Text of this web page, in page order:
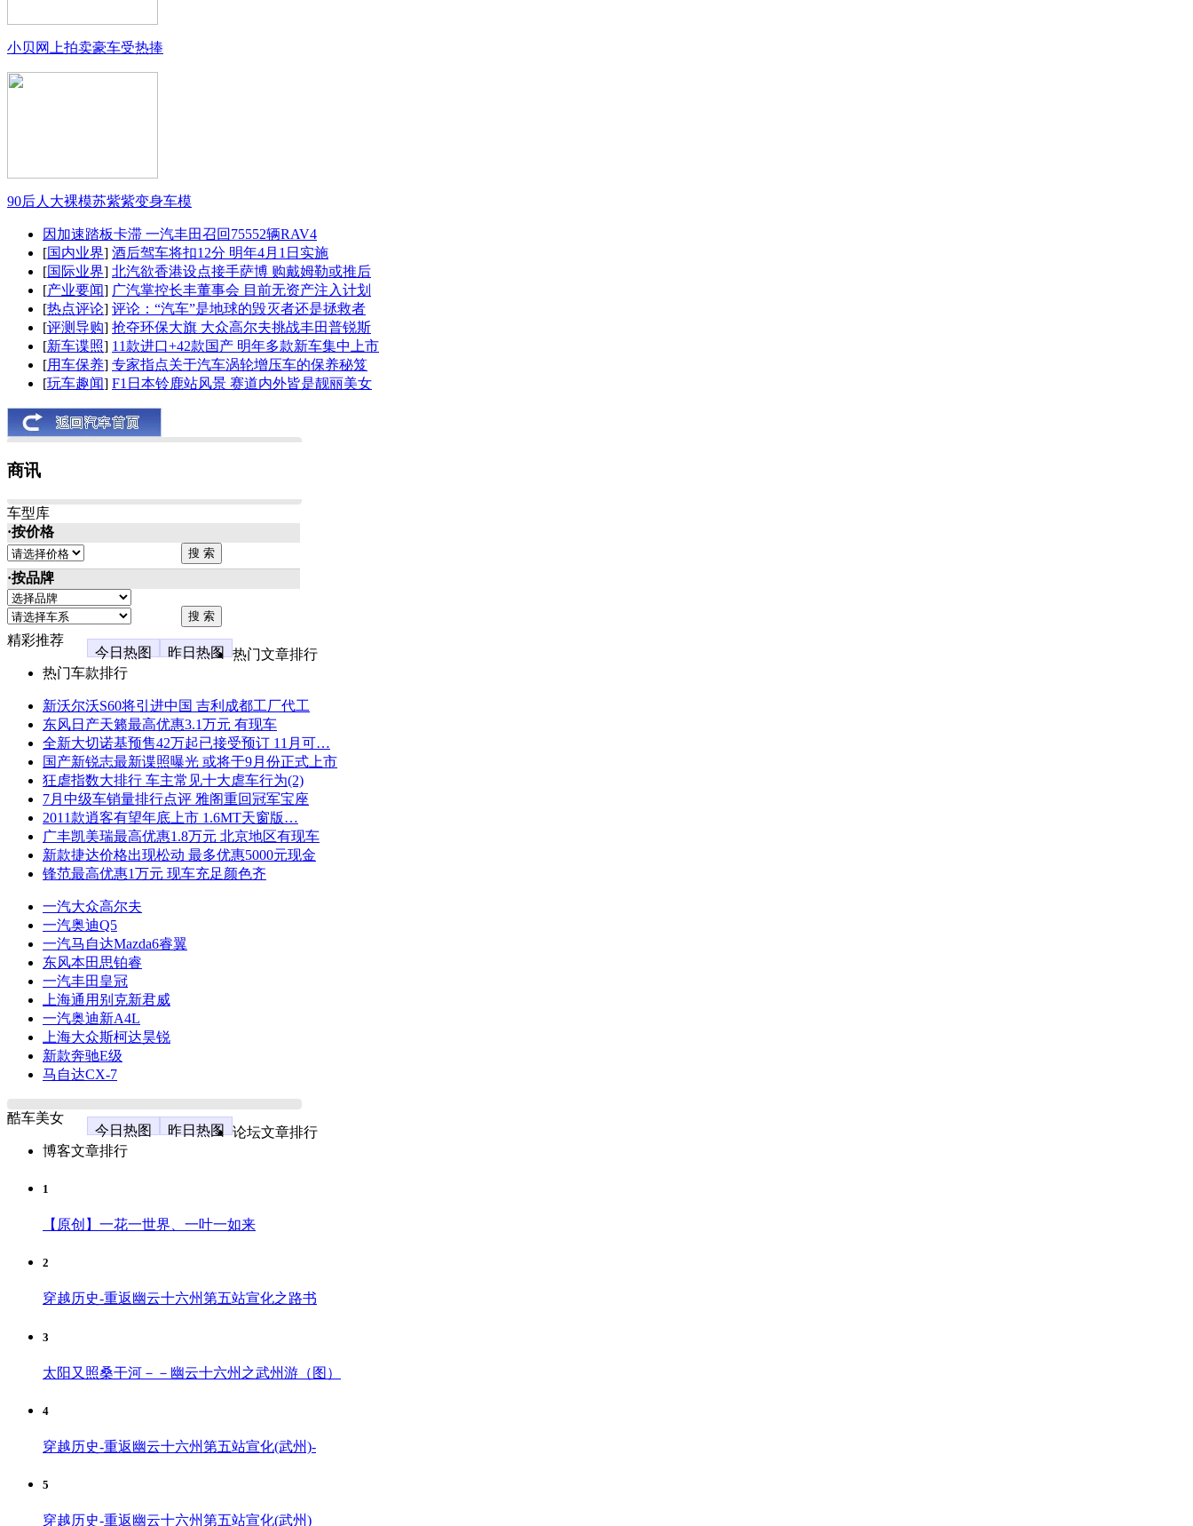
小贝网上拍卖豪车受热捧
90后人大裸模苏紫紫变身车模
因加速踏板卡滞 一汽丰田召回75552辆RAV4
[国内业界] 酒后驾车将扣12分 明年4月1日实施
[国际业界] 北汽欲香港设点接手萨博 购戴姆勒或推后
[产业要闻] 广汽掌控长丰董事会 目前无资产注入计划
[热点评论] 评论：“汽车”是地球的毁灭者还是拯救者
[评测导购] 抢夺环保大旗 大众高尔夫挑战丰田普锐斯
[新车谍照] 11款进口+42款国产 明年多款新车集中上市
[用车保养] 专家指点关于汽车涡轮增压车的保养秘笈
[玩车趣闻] F1日本铃鹿站风景 赛道内外皆是靓丽美女
商讯
车型库
·按价格
·按品牌
精彩推荐
今日热图
昨日热图
热门文章排行
热门车款排行
新沃尔沃S60将引进中国 吉利成都工厂代工
东风日产天籁最高优惠3.1万元 有现车
全新大切诺基预售42万起已接受预订 11月可…
国产新锐志最新谍照曝光 或将于9月份正式上市
狂虐指数大排行 车主常见十大虐车行为(2)
7月中级车销量排行点评 雅阁重回冠军宝座
2011款逍客有望年底上市 1.6MT天窗版…
广丰凯美瑞最高优惠1.8万元 北京地区有现车
新款捷达价格出现松动 最多优惠5000元现金
锋范最高优惠1万元 现车充足颜色齐
一汽大众高尔夫
一汽奥迪Q5
一汽马自达Mazda6睿翼
东风本田思铂睿
一汽丰田皇冠
上海通用别克新君威
一汽奥迪新A4L
上海大众斯柯达昊锐
新款奔驰E级
马自达CX-7
酷车美女
今日热图
昨日热图
论坛文章排行
博客文章排行
1
【原创】一花一世界、一叶一如来
2
穿越历史-重返幽云十六州第五站宣化之路书
3
太阳又照桑干河－－幽云十六州之武州游（图）
4
穿越历史-重返幽云十六州第五站宣化(武州)-
5
穿越历史-重返幽云十六州第五站宣化(武州)